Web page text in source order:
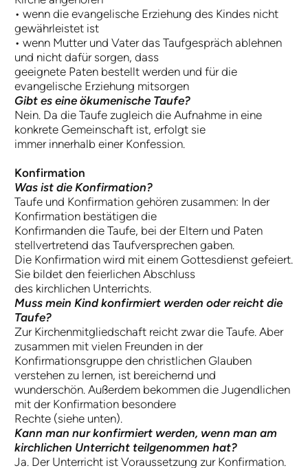
• wenn die evangelische Erziehung des Kindes nicht
gewährleistet ist
• wenn Mutter und Vater das Taufgespräch ablehnen
und nicht dafür sorgen, dass
geeignete Paten bestellt werden und für die
evangelische Erziehung mitsorgen
Gibt es eine ökumenische Taufe?
Nein. Da die Taufe zugleich die Aufnahme in eine
konkrete Gemeinschaft ist, erfolgt sie
immer innerhalb einer Konfession.
Konfirmation
Was ist die Konfirmation?
Taufe und Konfirmation gehören zusammen: In der
Konfirmation bestätigen die
Konfirmanden die Taufe, bei der Eltern und Paten
stellvertretend das Taufversprechen gaben.
Die Konfirmation wird mit einem Gottesdienst gefeiert.
Sie bildet den feierlichen Abschluss
des kirchlichen Unterrichts.
Muss mein Kind konfirmiert werden oder reicht die
Taufe?
Zur Kirchenmitgliedschaft reicht zwar die Taufe. Aber
zusammen mit vielen Freunden in der
Konfirmationsgruppe den christlichen Glauben
verstehen zu lernen, ist bereichernd und
wunderschön. Außerdem bekommen die Jugendlichen
mit der Konfirmation besondere
Rechte (siehe unten).
Kann man nur konfirmiert werden, wenn man am
kirchlichen Unterricht teilgenommen hat?
Ja. Der Unterricht ist Voraussetzung zur Konfirmation.